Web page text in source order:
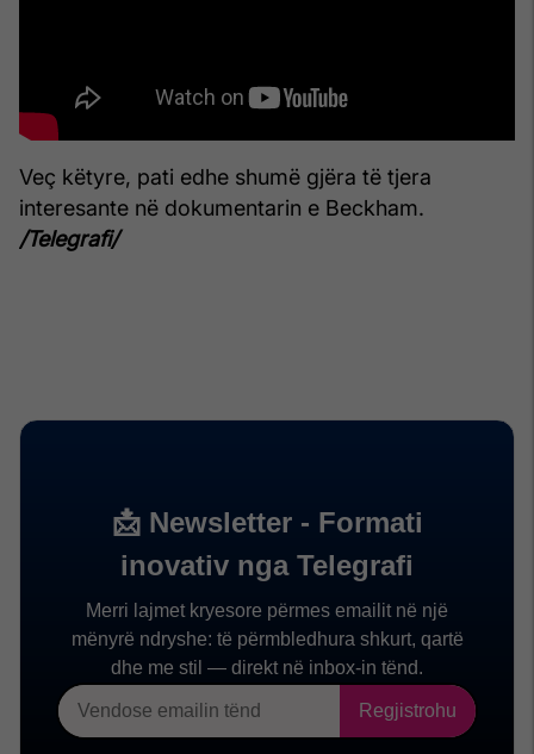
Veç këtyre, pati edhe shumë gjëra të tjera
interesante në dokumentarin e Beckham.
/Telegrafi/